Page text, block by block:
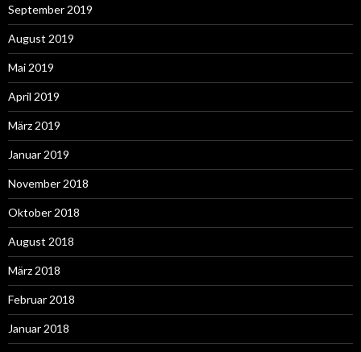
September 2019
August 2019
Mai 2019
April 2019
März 2019
Januar 2019
November 2018
Oktober 2018
August 2018
März 2018
Februar 2018
Januar 2018